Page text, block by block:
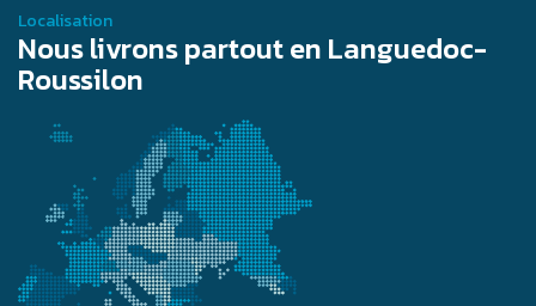
Localisation
Nous livrons partout en Languedoc-
Roussilon